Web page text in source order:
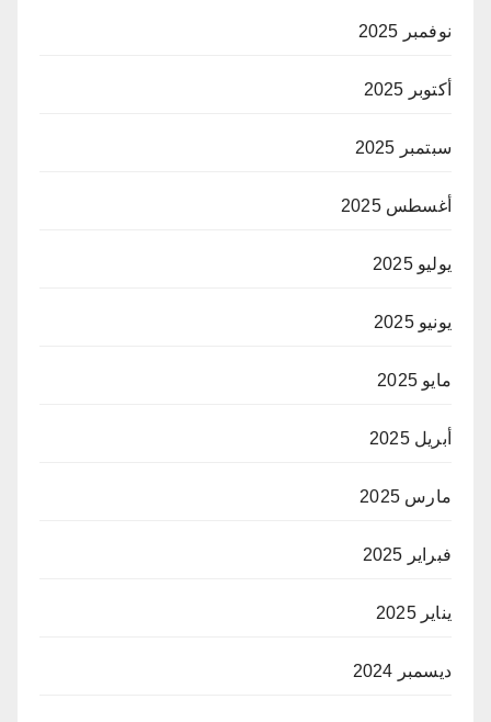
نوفمبر 2025
أكتوبر 2025
سبتمبر 2025
أغسطس 2025
يوليو 2025
يونيو 2025
مايو 2025
أبريل 2025
مارس 2025
فبراير 2025
يناير 2025
ديسمبر 2024